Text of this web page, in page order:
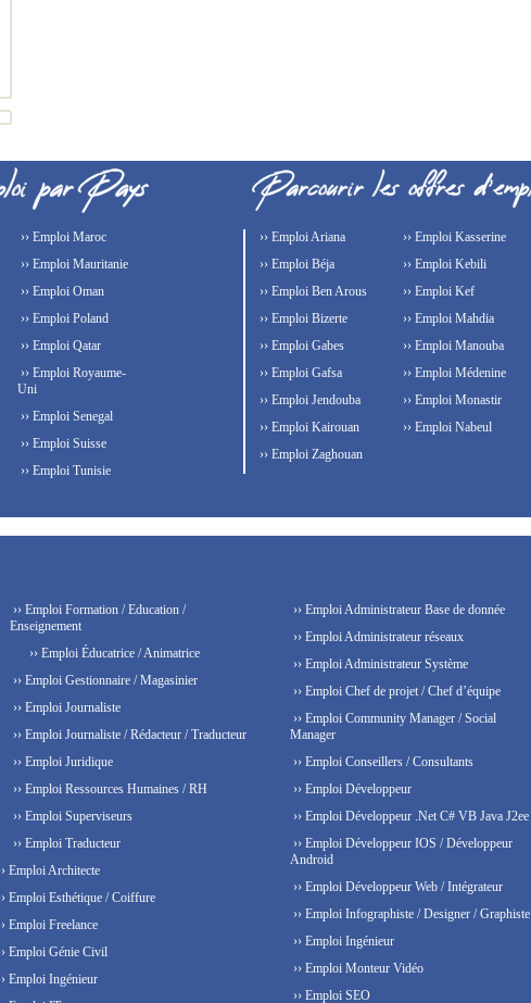
›› Emploi Maroc
›› Emploi Mauritanie
›› Emploi Oman
›› Emploi Poland
›› Emploi Qatar
›› Emploi Royaume-
Uni
›› Emploi Senegal
›› Emploi Suisse
›› Emploi Tunisie
›› Emploi Ariana
›› Emploi Béja
›› Emploi Ben Arous
›› Emploi Bizerte
›› Emploi Gabes
›› Emploi Gafsa
›› Emploi Jendouba
›› Emploi Kairouan
›› Emploi Kasserine
›› Emploi Kebili
›› Emploi Kef
›› Emploi Mahdia
›› Emploi Manouba
›› Emploi Médenine
›› Emploi Monastir
›› Emploi Nabeul
›› Emploi Zaghouan
›› Emploi Formation / Education /
Enseignement
›› Emploi Éducatrice / Animatrice
›› Emploi Gestionnaire / Magasinier
›› Emploi Journaliste
›› Emploi Journaliste / Rédacteur / Traducteur
›› Emploi Juridique
›› Emploi Ressources Humaines / RH
›› Emploi Superviseurs
›› Emploi Traducteur
Emploi Architecte
Emploi Esthétique / Coiffure
Emploi Freelance
Emploi Génie Civil
Emploi Ingénieur
›› Emploi Administrateur Base de donnée
›› Emploi Administrateur réseaux
›› Emploi Administrateur Système
›› Emploi Chef de projet / Chef d’équipe
›› Emploi Community Manager / Social
Manager
›› Emploi Conseillers / Consultants
›› Emploi Développeur
›› Emploi Développeur .Net C# VB Java J2ee
›› Emploi Développeur IOS / Développeur
Android
›› Emploi Développeur Web / Intégrateur
›› Emploi Infographiste / Designer / Graphiste
›› Emploi Ingénieur
›› Emploi Monteur Vidéo
›› Emploi SEO